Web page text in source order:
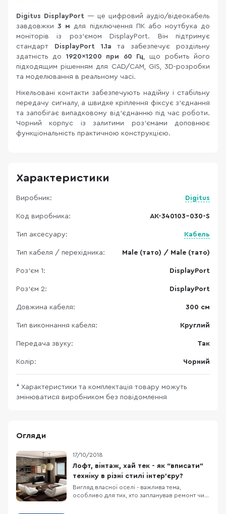
Digitus DisplayPort — це цифровий аудіо/відеокабель
завдовжки 3 м для підключення ПК або ноутбука до
моніторів із роз'ємом DisplayPort. Він підтримує
стандарт DisplayPort 1.1a та забезпечує роздільну
здатність до 1920×1200 при 60 Гц, що робить його
підходящим рішенням для CAD/CAM, GIS, 3D-розробки
та моделювання в реальному часі.
Нікельовані контакти забезпечують надійну і стабільну
передачу сигналу, а швидке кріплення фіксує з'єднання
та запобігає випадковому від'єднанню під час роботи.
Чорний корпус із залитими роз'ємами доповнює
функціональність практичною конструкцією.
Характеристики
Виробник: Digitus
Код виробника: AK-340103-030-S
Тип аксесуару: Кабель
Тип кабеля / перехідника: Male (тато) / Male (тато)
Роз'єм 1: DisplayPort
Роз'єм 2: DisplayPort
Довжина кабеля: 300 см
Тип виконнання кабеля: Круглий
Передача звуку: Так
Колір: Чорний
* Характеристики та комплектація товару можуть
змінюватися виробником без повідомлення
Огляди
17/10/2018
Лофт, вінтаж, хай тек - як “вписати”
техніку в різні стилі інтер’єру?
Вигляд власної оселі - важлива тема,
особливо для тих, хто запланував ремонт чи